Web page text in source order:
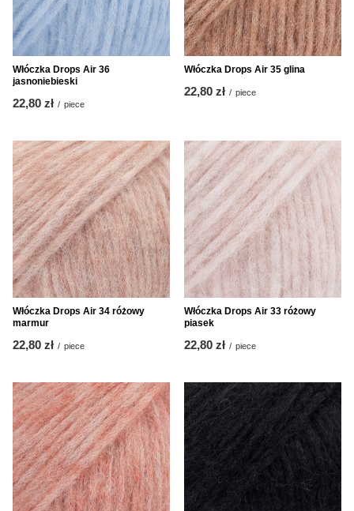
Włóczka Drops Air 36
jasnoniebieski
22,80 zł / piece
Włóczka Drops Air 35 glina
22,80 zł / piece
Włóczka Drops Air 34 różowy
marmur
22,80 zł / piece
Włóczka Drops Air 33 różowy
piasek
22,80 zł / piece